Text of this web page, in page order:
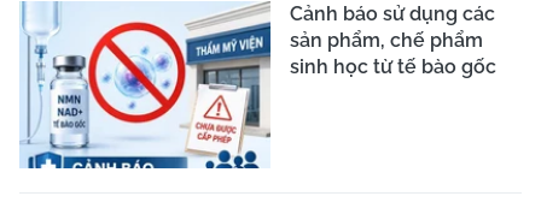
Cảnh báo sử dụng các
sản phẩm, chế phẩm
sinh học từ tế bào gốc